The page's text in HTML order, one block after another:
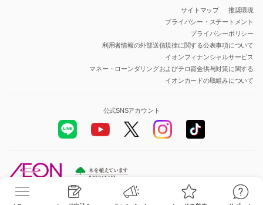
サイトマップ
推奨環境
プライバシー・ステートメント
プライバシーポリシー
利用者情報の外部送信規律に関する公表事項について
イオンフィナンシャルサービス
マネー・ローンダリングおよびテロ資金供与対策に関する
イオンカードの取組みについて
All Rights Reserved.Copyright© AEON Financial Service Co.,Ltd.
公式SNSアカウント